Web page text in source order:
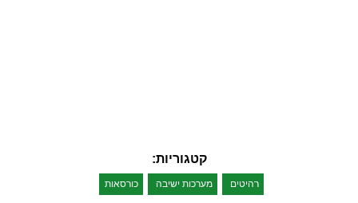
קטגוריות:
רהיטים מערכות ישיבה כורסאות